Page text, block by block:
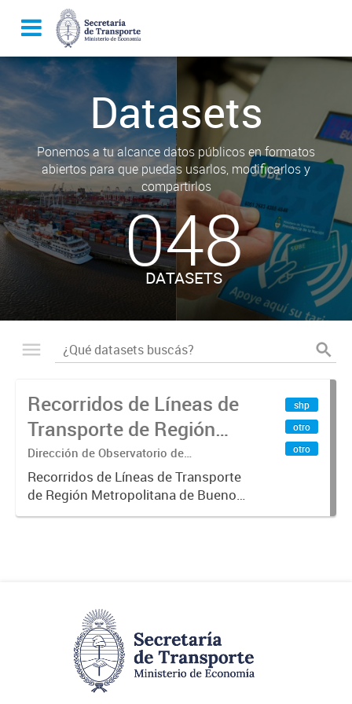
Datasets
Ponemos a tu alcance datos públicos en formatos
abiertos para que puedas usarlos, modificarlos y
compartirlos
048
DATASETS
Recorridos de Líneas de
Transporte de Región
Metropolitana de
Buenos Aires (RMBA)
Dirección de Observatorio de
Transporte, Estudio y Sistemas
Recorridos de Líneas de Transporte
de Región Metropolitana de Buenos
Aires (RMBA).-
shp
otro
otro